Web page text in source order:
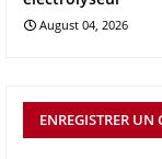
August 04, 2026
ENREGISTRER